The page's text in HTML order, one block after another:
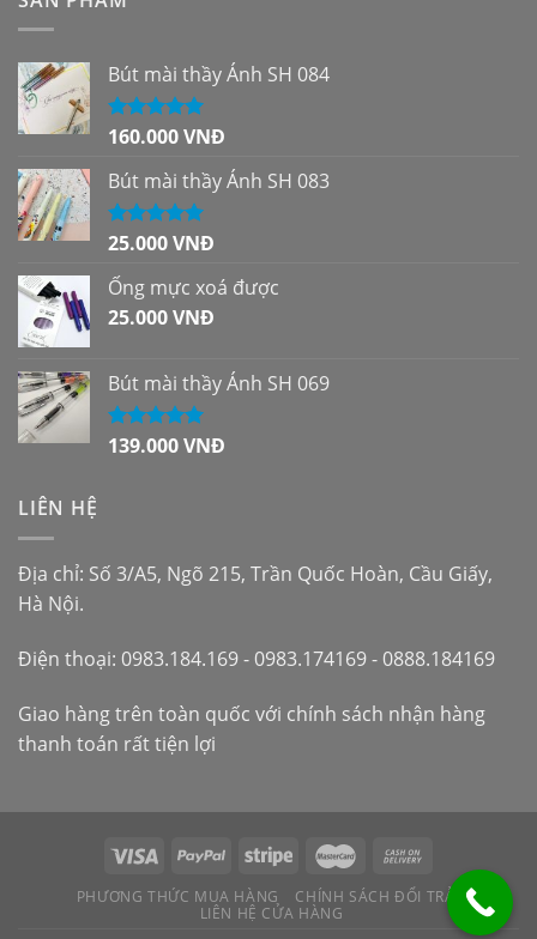
Bút mài thầy Ánh SH 084
Được xếp
sao
160.000VNĐ
Bút mài thầy Ánh SH 083
Được xếp
sao
25.000VNĐ
Ống mực xoá được
25.000VNĐ
Bút mài thầy Ánh SH 069
Được xếp
139.000VNĐ
LIÊN HỆ
Địa chỉ: Số 3/A5, Ngõ 215, Trần Quốc Hoàn, Cầu Giấy,
Hà Nội.
Điện thoại: 0983.184.169 - 0983.174169 - 0888.184169
Giao hàng trên toàn quốc với chính sách nhận hàng
thanh toán rất tiện lợi
PHƯƠNG THỨC MUA HÀNG
CHÍNH SÁCH ĐỔI TRẢ
LIÊN HỆ CỬA HÀNG